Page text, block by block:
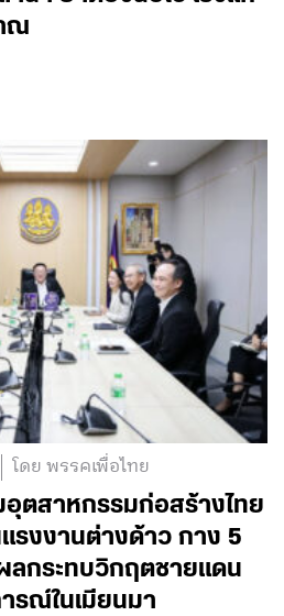
ณ
โดย พรรคเพื่อไทย
อุตสาหกรรมก่อสร้างไทย
รงงานต่างด้าว กาง 5
ลกระทบวิกฤตชายแดน
รณ์ในเมียนมา